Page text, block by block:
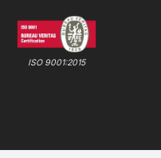
ISO 9001:2015